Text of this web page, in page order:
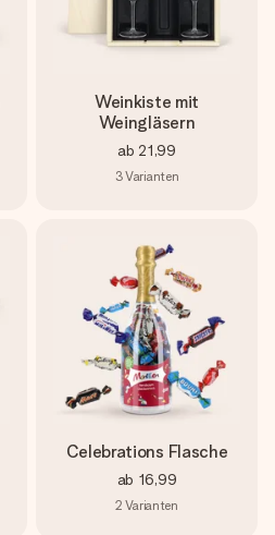
Weinkiste mit
Weingläsern
ab 21,99
3Varianten
Celebrations Flasche
ab 16,99
2 Varianten